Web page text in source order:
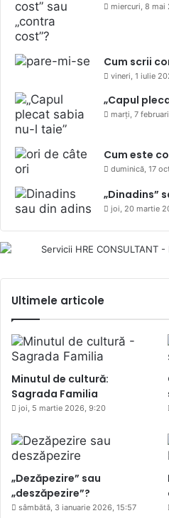
miercuri, 8 mai
Cum scrii
vineri, 1 iulie
„Capul
marți, 7
Cum este
duminică, 17
„Dinadins”
joi, 20 martie
Ultimele articole
Minutul de cultură:
Sagrada Familia
joi, 5 martie 2026, 9:20
„Dezăpezire” sau
„deszăpezire”?
sâmbătă, 3 ianuarie 2026, 15:57